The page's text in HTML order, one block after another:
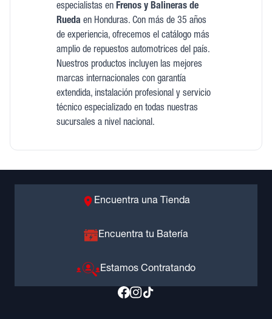
especialistas en Frenos y Balineras de
Rueda en Honduras. Con más de 35 años
de experiencia, ofrecemos el catálogo más
amplio de repuestos automotrices del país.
Nuestros productos incluyen las mejores
marcas internacionales con garantía
extendida, instalación profesional y servicio
técnico especializado en todas nuestras
sucursales a nivel nacional.
Encuentra una Tienda
Encuentra tu Batería
Estamos Contratando